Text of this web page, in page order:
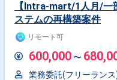
【Intra-mart/1人月/一
ステムの再構築案件
リモート可
600,000 〜
業務委託(フリーランス